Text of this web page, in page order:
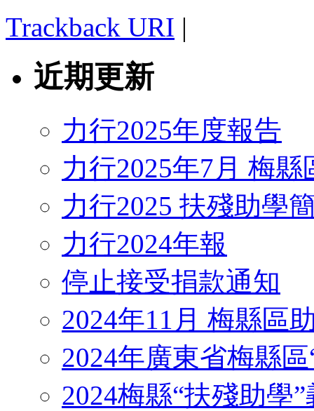
Trackback URI |
近期更新
力行2025年度報告
力行2025年7月 梅
力行2025 扶殘助學
力行2024年報
停止接受捐款通知
2024年11月 梅縣區
2024年廣東省梅縣
2024梅縣“扶殘助學